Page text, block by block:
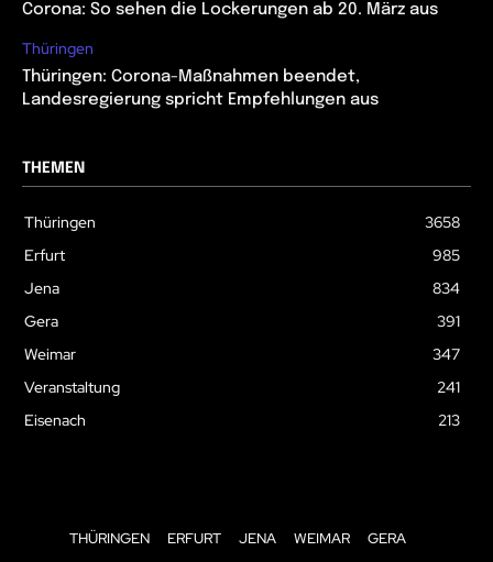
Corona: So sehen die Lockerungen ab 20. März aus
Thüringen
Thüringen: Corona-Maßnahmen beendet,
Landesregierung spricht Empfehlungen aus
THEMEN
Thüringen
3658
Erfurt
985
Jena
834
Gera
391
Weimar
347
Veranstaltung
241
Eisenach
213
THÜRINGEN ERFURT JENA WEIMAR GERA